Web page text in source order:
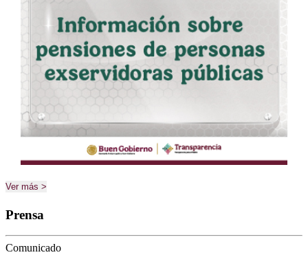
Ver más >
Prensa
Comunicado